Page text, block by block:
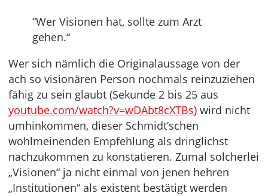
“Wer Visionen hat, sollte zum Arzt
gehen.“
Wer sich nämlich die Originalaussage von der
ach so visionären Person nochmals reinzuziehen
fähig zu sein glaubt (Sekunde 2 bis 25 aus
youtube.com/watch?v=wDAbt8cXTBs) wird nicht
umhinkommen, dieser Schmidt’schen
wohlmeinenden Empfehlung als dringlichst
nachzukommen zu konstatieren. Zumal solcherlei
„Visionen“ ja nicht einmal von jenen hehren
„Institutionen“ als existent bestätigt werden